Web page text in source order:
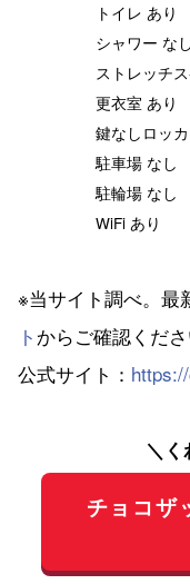
トイレ あり
シャワー なし
ストレッチ
更衣室 あり
鍵なしロッ
駐車場 なし
駐輪場 なし
WiFi あり
※当サイト調べ。最
ト からご確認くださ
公式サイト：
＼く
チョコザ